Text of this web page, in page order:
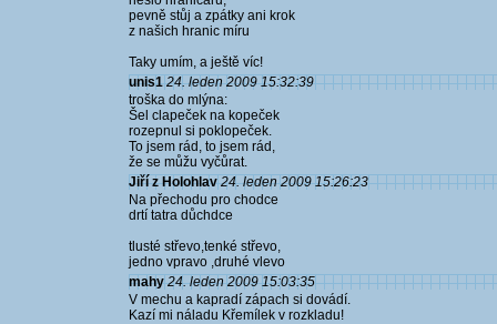
pevně stůj a zpátky ani krok
z našich hranic míru
Taky umím, a ještě víc!
unis1 24. leden 2009 15:32:39
troška do mlýna:
Šel clapeček na kopeček
rozepnul si poklopeček.
To jsem rád, to jsem rád,
že se můžu vyčůrat.
Jiří z Holohlav 24. leden 2009 15:26:23
Na přechodu pro chodce
drtí tatra důchdce
tlusté střevo,tenké střevo,
jedno vpravo ,druhé vlevo
mahy 24. leden 2009 15:03:35
V mechu a kapradí zápach si dovádí.
Kazí mi náladu Křemílek v rozkladu!